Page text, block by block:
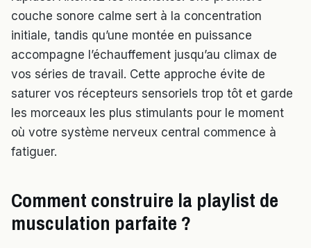
couche sonore calme sert à la concentration
initiale, tandis qu’une montée en puissance
accompagne l’échauffement jusqu’au climax de
vos séries de travail. Cette approche évite de
saturer vos récepteurs sensoriels trop tôt et garde
les morceaux les plus stimulants pour le moment
où votre système nerveux central commence à
fatiguer.
Comment construire la playlist de
musculation parfaite ?